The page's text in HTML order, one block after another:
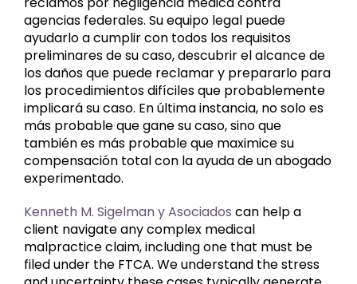
agencias federales. Su equipo legal puede
ayudarlo a cumplir con todos los requisitos
preliminares de su caso, descubrir el alcance de
los daños que puede reclamar y prepararlo para
los procedimientos difíciles que probablemente
implicará su caso. En última instancia, no solo es
más probable que gane su caso, sino que
también es más probable que maximice su
compensación total con la ayuda de un abogado
experimentado.
Kenneth M. Sigelman y Asociados can help a
client navigate any complex medical
malpractice claim, including one that must be
filed under the FTCA. We understand the stress